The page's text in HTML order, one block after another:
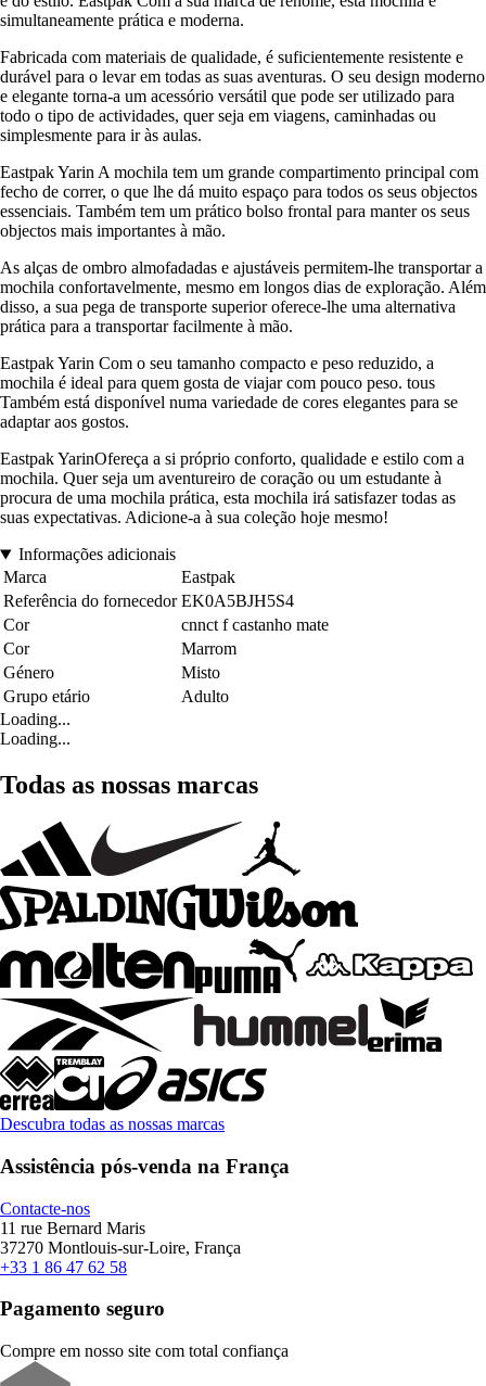
simultaneamente prática e moderna.
Fabricada com materiais de qualidade, é suficientemente resistente e
durável para o levar em todas as suas aventuras. O seu design moderno
e elegante torna-a um acessório versátil que pode ser utilizado para
todo o tipo de actividades, quer seja em viagens, caminhadas ou
simplesmente para ir às aulas.
Eastpak Yarin A mochila tem um grande compartimento principal com
fecho de correr, o que lhe dá muito espaço para todos os seus objectos
essenciais. Também tem um prático bolso frontal para manter os seus
objectos mais importantes à mão.
As alças de ombro almofadadas e ajustáveis permitem-lhe transportar a
mochila confortavelmente, mesmo em longos dias de exploração. Além
disso, a sua pega de transporte superior oferece-lhe uma alternativa
prática para a transportar facilmente à mão.
Eastpak Yarin Com o seu tamanho compacto e peso reduzido, a
mochila é ideal para quem gosta de viajar com pouco peso. tous
Também está disponível numa variedade de cores elegantes para se
adaptar aos gostos.
Eastpak YarinOfereça a si próprio conforto, qualidade e estilo com a
mochila. Quer seja um aventureiro de coração ou um estudante à
procura de uma mochila prática, esta mochila irá satisfazer todas as
suas expectativas. Adicione-a à sua coleção hoje mesmo!
Informações adicionais
Marca
Eastpak
Referência do fornecedor EK0A5BJH5S4
Cor
cnnct f castanho mate
Cor
Marrom
Género
Misto
Grupo etário
Adulto
Loading...
Loading...
Todas as nossas marcas
Descubra todas as nossas marcas
Assistência pós-venda na França
Contacte-nos
11 rue Bernard Maris
37270 Montlouis-sur-Loire, França
+33 1 86 47 62 58
Pagamento seguro
Compre em nosso site com total confiança